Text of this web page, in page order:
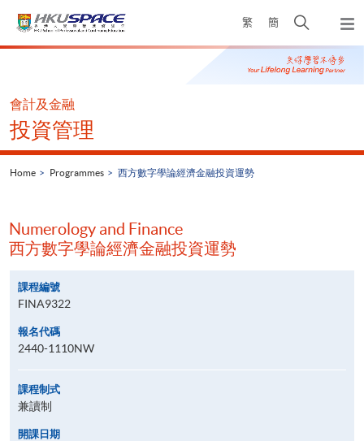
繁 簡
Open
search
panel
Main
會計及金融
投資管理
Home Programmes 西方數字學論經濟金融投資運勢
Numerology and Finance
西方數字學論經濟金融投資運勢
課程編號
FINA9322
報名代碼
2440-1110NW
課程制式
兼讀制
開課日期